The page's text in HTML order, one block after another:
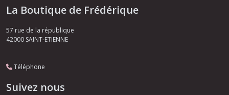
La Boutique de Frédérique
57 rue de la république
42000 SAINT-ETIENNE
Téléphone
Suivez nous